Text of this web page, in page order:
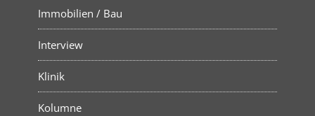
Immobilien / Bau
Interview
Klinik
Kolumne